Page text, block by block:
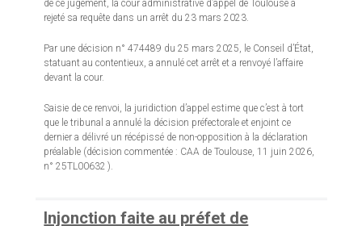
de ce jugement, la cour administrative d’appel de Toulouse a
rejeté sa requête dans un arrêt du 23 mars 2023.
Par une décision n° 474489 du 25 mars 2025, le Conseil d’État,
statuant au contentieux, a annulé cet arrêt et a renvoyé l’affaire
devant la cour.
Saisie de ce renvoi, la juridiction d’appel estime que c’est à tort
que le tribunal a annulé la décision préfectorale et enjoint ce
dernier a délivré un récépissé de non-opposition à la déclaration
préalable (décision commentée : CAA de Toulouse, 11 juin 2026,
n° 25TL00632 ).
Injonction faite au préfet de